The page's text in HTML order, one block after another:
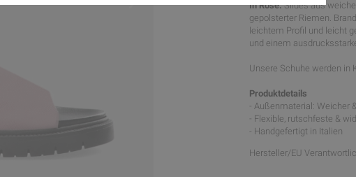
In Rose.Slides aus
gepolsterter Riemen.
leichtem Profil und leicht
und einem
Unsere Schuhe werden in
Produktdetails
- Außenmaterial: Weicher
- Flexible, rutschfeste &
- Handgefertigt in Italien
Hersteller/EU